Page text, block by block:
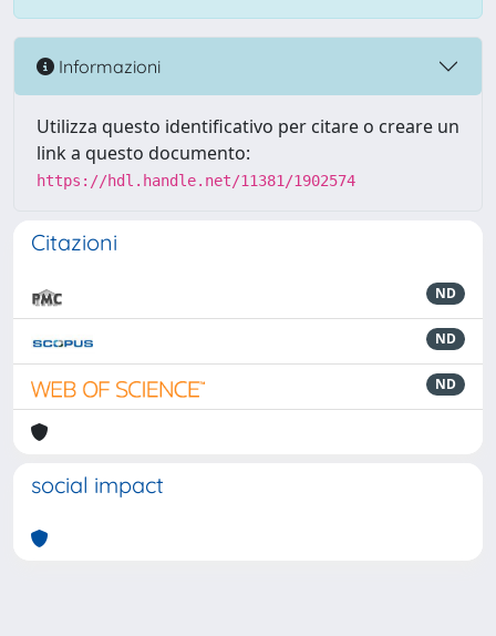
Informazioni
Utilizza questo identificativo per citare o creare un
link a questo documento:
https://hdl.handle.net/11381/1902574
Citazioni
ND
ND
ND
social impact